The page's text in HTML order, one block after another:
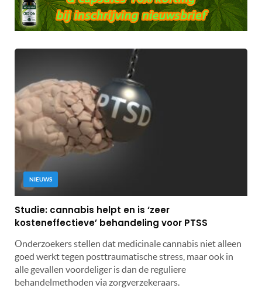
NIEUWS
Studie: cannabis helpt en is ‘zeer
kosteneffectieve’ behandeling voor PTSS
Onderzoekers stellen dat medicinale cannabis niet alleen
goed werkt tegen posttraumatische stress, maar ook in
alle gevallen voordeliger is dan de reguliere
behandelmethoden via zorgverzekeraars.